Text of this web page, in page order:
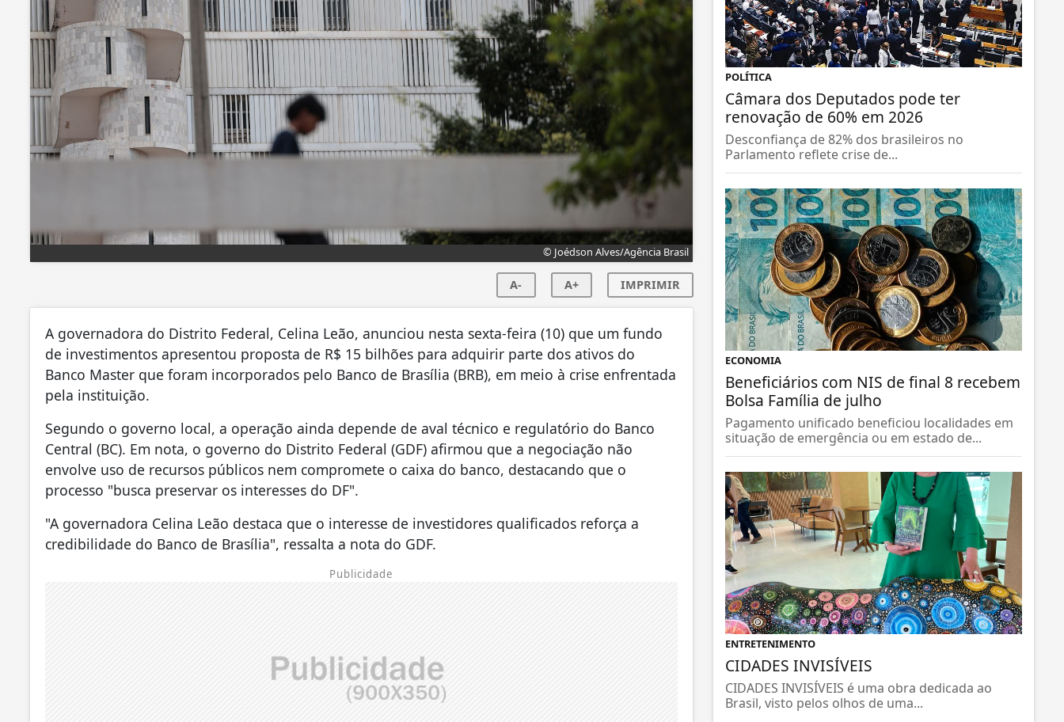
© Joédson Alves/Agência Brasil
A- A+ IMPRIMIR
A governadora do Distrito Federal, Celina Leão, anunciou nesta sexta-feira (10) que um fundo
de investimentos apresentou proposta de R$ 15 bilhões para adquirir parte dos ativos do
Banco Master que foram incorporados pelo Banco de Brasília (BRB), em meio à crise enfrentada
pela instituição.
Segundo o governo local, a operação ainda depende de aval técnico e regulatório do Banco
Central (BC). Em nota, o governo do Distrito Federal (GDF) afirmou que a negociação não
envolve uso de recursos públicos nem compromete o caixa do banco, destacando que o
processo "busca preservar os interesses do DF".
"A governadora Celina Leão destaca que o interesse de investidores qualificados reforça a
credibilidade do Banco de Brasília", ressalta a nota do GDF.
Publicidade
POLÍTICA
Câmara dos Deputados pode ter
renovação de 60% em 2026
Desconfiança de 82% dos brasileiros no
Parlamento reflete crise de...
ECONOMIA
Beneficiários com NIS de final 8 recebem
Bolsa Família de julho
Pagamento unificado beneficiou localidades em
situação de emergência ou em estado de...
ENTRETENIMENTO
CIDADES INVISÍVEIS
CIDADES INVISÍVEIS é uma obra dedicada ao
Brasil, visto pelos olhos de uma...